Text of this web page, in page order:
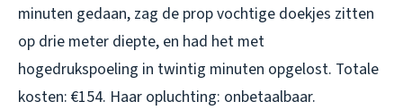
minuten gedaan, zag de prop vochtige doekjes zitten
op drie meter diepte, en had het met
hogedrukspoeling in twintig minuten opgelost. Totale
kosten: €154. Haar opluchting: onbetaalbaar.